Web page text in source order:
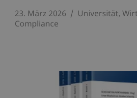
23. März 2026 Universität
Compliance